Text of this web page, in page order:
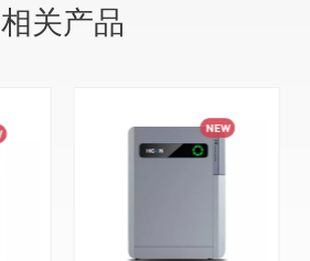
相关产品